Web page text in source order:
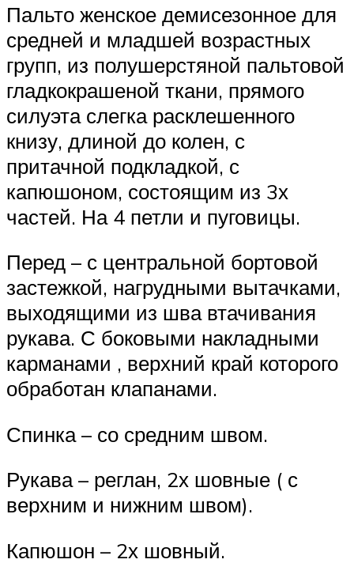
Пальто женское демисезонное для
средней и младшей возрастных
групп, из полушерстяной пальтовой
гладкокрашеной ткани, прямого
силуэта слегка расклешенного
книзу, длиной до колен, с
притачной подкладкой, с
капюшоном, состоящим из 3х
частей. На 4 петли и пуговицы.
Перед – с центральной бортовой
застежкой, нагрудными вытачками,
выходящими из шва втачивания
рукава. С боковыми накладными
карманами , верхний край которого
обработан клапанами.
Спинка – со средним швом.
Рукава – реглан, 2х шовные ( с
верхним и нижним швом).
Капюшон – 2х шовный.